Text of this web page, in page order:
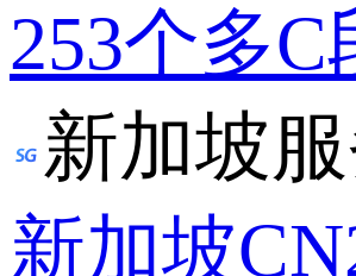
253个多
新加坡
新加坡